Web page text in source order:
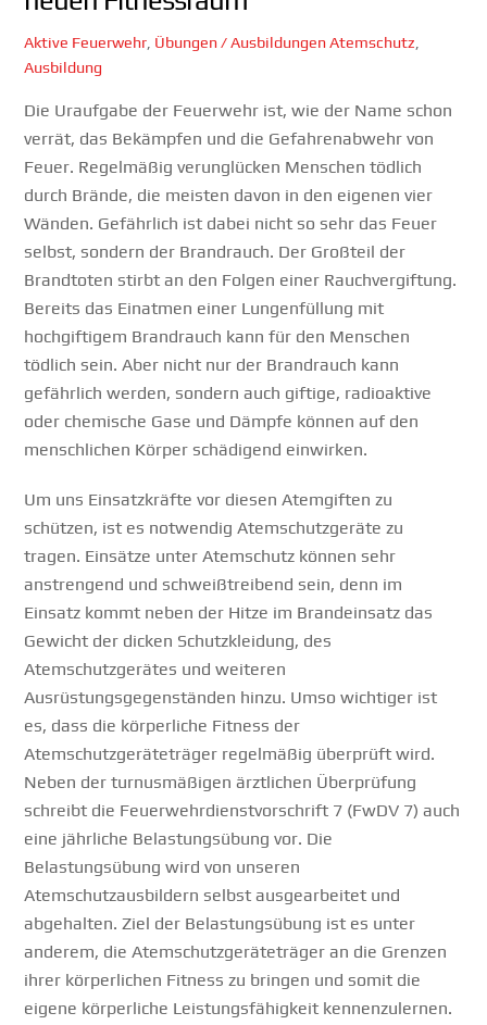
Aktive Feuerwehr, Übungen / Ausbildungen Atemschutz,
Ausbildung
Die Uraufgabe der Feuerwehr ist, wie der Name schon
verrät, das Bekämpfen und die Gefahrenabwehr von
Feuer. Regelmäßig verunglücken Menschen tödlich
durch Brände, die meisten davon in den eigenen vier
Wänden. Gefährlich ist dabei nicht so sehr das Feuer
selbst, sondern der Brandrauch. Der Großteil der
Brandtoten stirbt an den Folgen einer Rauchvergiftung.
Bereits das Einatmen einer Lungenfüllung mit
hochgiftigem Brandrauch kann für den Menschen
tödlich sein. Aber nicht nur der Brandrauch kann
gefährlich werden, sondern auch giftige, radioaktive
oder chemische Gase und Dämpfe können auf den
menschlichen Körper schädigend einwirken.
Um uns Einsatzkräfte vor diesen Atemgiften zu
schützen, ist es notwendig Atemschutzgeräte zu
tragen. Einsätze unter Atemschutz können sehr
anstrengend und schweißtreibend sein, denn im
Einsatz kommt neben der Hitze im Brandeinsatz das
Gewicht der dicken Schutzkleidung, des
Atemschutzgerätes und weiteren
Ausrüstungsgegenständen hinzu. Umso wichtiger ist
es, dass die körperliche Fitness der
Atemschutzgeräteträger regelmäßig überprüft wird.
Neben der turnusmäßigen ärztlichen Überprüfung
schreibt die Feuerwehrdienstvorschrift 7 (FwDV 7) auch
eine jährliche Belastungsübung vor. Die
Belastungsübung wird von unseren
Atemschutzausbildern selbst ausgearbeitet und
abgehalten. Ziel der Belastungsübung ist es unter
anderem, die Atemschutzgeräteträger an die Grenzen
ihrer körperlichen Fitness zu bringen und somit die
eigene körperliche Leistungsfähigkeit kennenzulernen.